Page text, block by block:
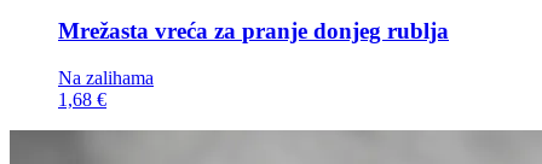
Mrežasta vreća za pranje donjeg rublja
Na zalihama
1,68 €